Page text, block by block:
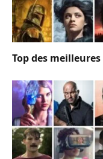
Top des